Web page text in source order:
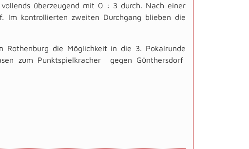
überzeugend mit 0 : 3 durch. Nach einer
Im kontrollierten zweiten Durchgang blieben die
Rothenburg die Möglichkeit in die 3. Pokalrunde
zum Punktspielkracher gegen Günthersdorf